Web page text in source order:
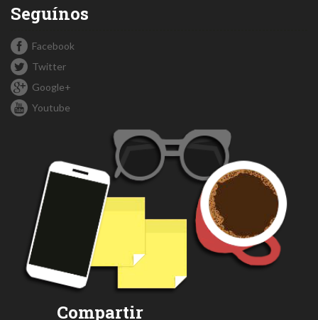
Seguínos
Facebook
Twitter
Google+
Youtube
Compartir